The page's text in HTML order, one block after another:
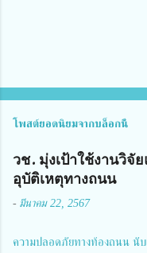
โพสต์ยอดนิยมจากบล็อกนี้
วช. มุ่งเป้าใช้งานวิจั
อุบัติเหตุทางถนน
- มีนาคม 22, 2567
ความปลอดภัยทางท้องถนน นับ